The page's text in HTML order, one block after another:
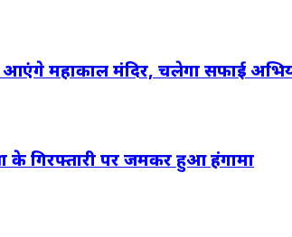
आएंगे महाकाल मंदिर, चलेगा सफाई
के गिरफ्तारी पर जमकर हुआ हंगामा